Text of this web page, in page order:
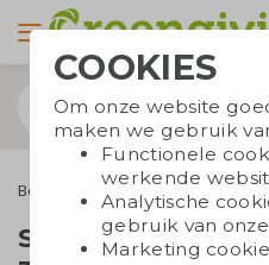
Bespaarproducten Solar
Solar
COOKIES
Om onze website
maken we gebruik
Functionele
werkende
Analytische
gebruik van
Marketing